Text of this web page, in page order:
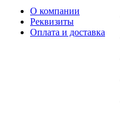
О компании
Реквизиты
Оплата и доставка